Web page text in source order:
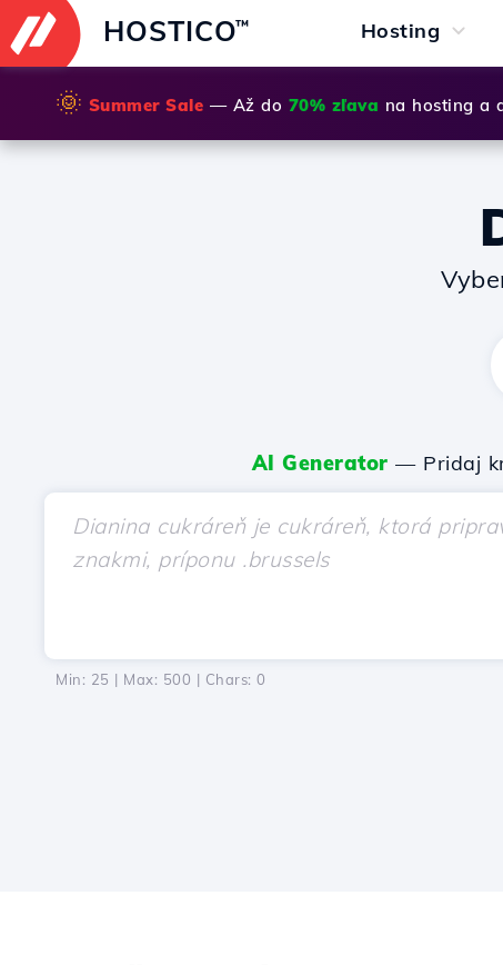
HOSTICO™ Hosting
🌞 Summer Sale — Až do 70% zľava na hosting a
AI Generator — Pridaj
Min: 25 | Max: 500 | Chars: 0